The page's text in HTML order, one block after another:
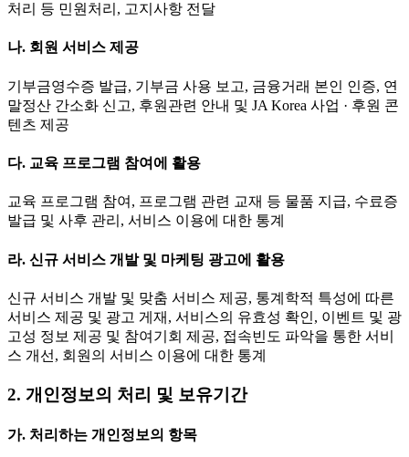
처리 등 민원처리, 고지사항 전달
나. 회원 서비스 제공
기부금영수증 발급, 기부금 사용 보고, 금융거래 본인 인증, 연
말정산 간소화 신고, 후원관련 안내 및 JA Korea 사업 · 후원 콘
텐츠 제공
다. 교육 프로그램 참여에 활용
교육 프로그램 참여, 프로그램 관련 교재 등 물품 지급, 수료증
발급 및 사후 관리, 서비스 이용에 대한 통계
라. 신규 서비스 개발 및 마케팅 광고에 활용
신규 서비스 개발 및 맞춤 서비스 제공, 통계학적 특성에 따른
서비스 제공 및 광고 게재, 서비스의 유효성 확인, 이벤트 및 광
고성 정보 제공 및 참여기회 제공, 접속빈도 파악을 통한 서비
스 개선, 회원의 서비스 이용에 대한 통계
2. 개인정보의 처리 및 보유기간
가. 처리하는 개인정보의 항목